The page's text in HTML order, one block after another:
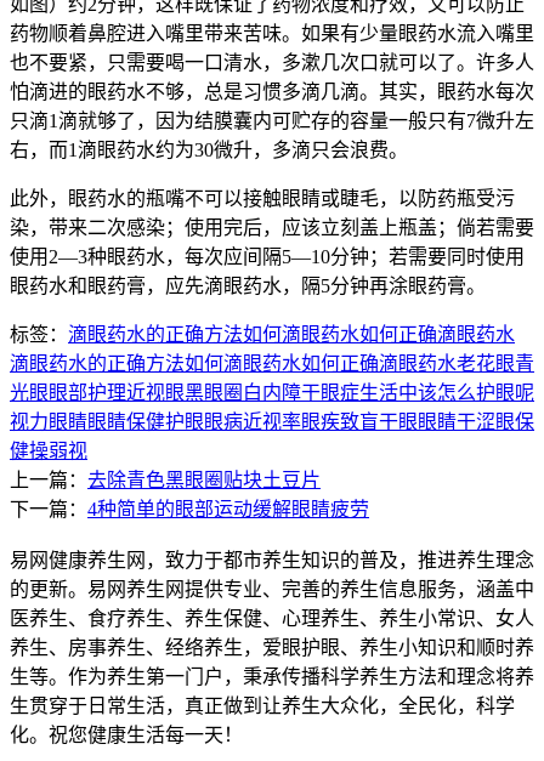
药物顺着鼻腔进入嘴里带来苦味。如果有少量眼药水流入嘴里
也不要紧，只需要喝一口清水，多漱几次口就可以了。许多人
怕滴进的眼药水不够，总是习惯多滴几滴。其实，眼药水每次
只滴1滴就够了，因为结膜囊内可贮存的容量一般只有7微升左
右，而1滴眼药水约为30微升，多滴只会浪费。
此外，眼药水的瓶嘴不可以接触眼睛或睫毛，以防药瓶受污
染，带来二次感染；使用完后，应该立刻盖上瓶盖；倘若需要
使用2—3种眼药水，每次应间隔5—10分钟；若需要同时使用
眼药水和眼药膏，应先滴眼药水，隔5分钟再涂眼药膏。
标签： 滴眼药水的正确方法如何滴眼药水如何正确滴眼药水
滴眼药水的正确方法如何滴眼药水如何正确滴眼药水老花眼青
光眼眼部护理近视眼黑眼圈 白内障干眼症生活中该怎么护眼呢
视力眼睛眼睛保健护眼眼病近视率眼疾致盲干眼眼睛干涩眼保
健操弱视
上一篇： 去除青色黑眼圈贴块土豆片
下一篇： 4种简单的眼部运动缓解眼睛疲劳
易网健康养生网，致力于都市养生知识的普及，推进养生理念
的更新。易网养生网提供专业、完善的养生信息服务，涵盖中
医养生、食疗养生、养生保健、心理养生、养生小常识、女人
养生、房事养生、经络养生，爱眼护眼、养生小知识和顺时养
生等。作为养生第一门户，秉承传播科学养生方法和理念将养
生贯穿于日常生活，真正做到让养生大众化，全民化，科学
化。祝您健康生活每一天！